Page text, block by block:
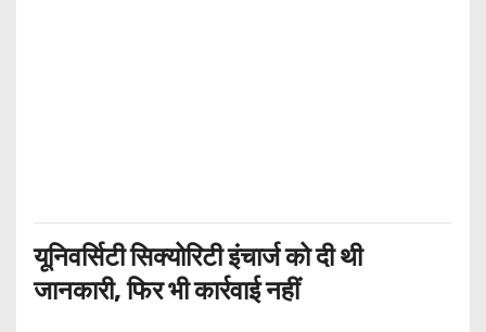
यूनिवर्सिटी सिक्योरिटी इंचार्ज को दी थी
जानकारी, फिर भी कार्रवाई नहीं